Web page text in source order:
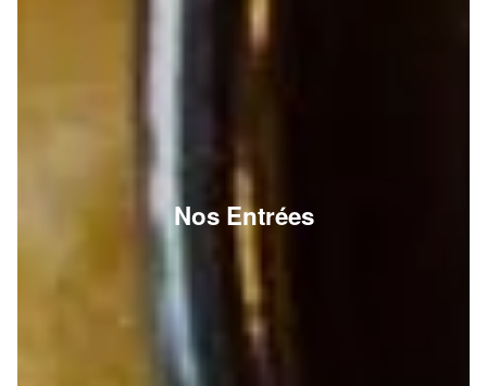
Nos Entrées